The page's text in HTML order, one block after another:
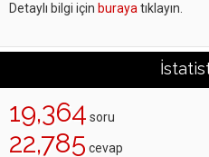
Detaylı bilgi için buraya tıklayın.
19,364 soru
22,785 cevap